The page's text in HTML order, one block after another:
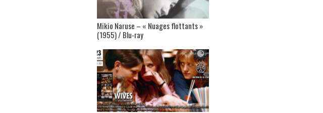
Mikio Naruse – « Nuages flottants »
(1955) / Blu-ray